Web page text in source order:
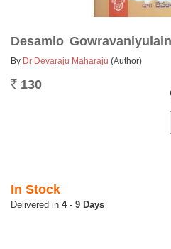
Desamlo
By Dr Devaraju Maharaju (Author)
Rs. 130
In Stock
4 - 9 Days